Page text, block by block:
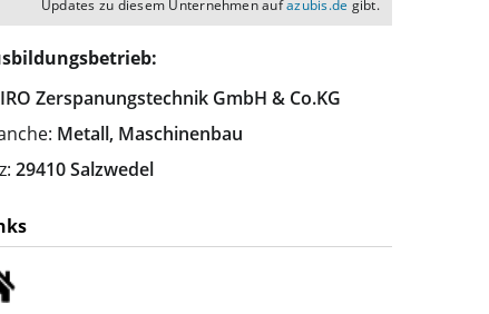
Updates zu diesem Unternehmen aufazubis.de gibt.
Zerspanungstechnik GmbH & Co.KG
Metall, Maschinenbau
29410 Salzwedel